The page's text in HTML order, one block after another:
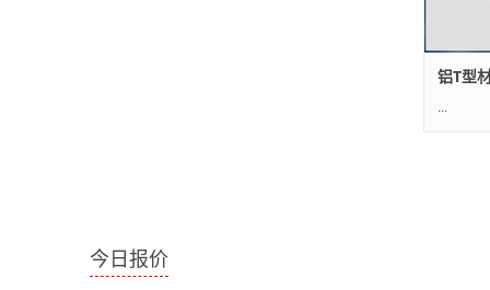
铝T型
...
今日报价